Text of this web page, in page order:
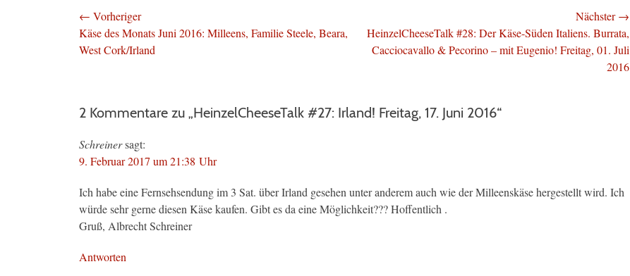
Beitragsnavigation
← Vorheriger
Vorheriger
Beitrag:
Käse des Monats Juni 2016: Milleens, Familie Steele, Beara,
West Cork/Irland
Nächster →
Nächster
Beitrag:
HeinzelCheeseTalk #28: Der Käse-Süden Italiens. Burrata,
Cacciocavallo & Pecorino – mit Eugenio! Freitag, 01. Juli
2016
2 Kommentare zu „HeinzelCheeseTalk #27: Irland! Freitag, 17. Juni 2016“
Schreinersagt:
9. Februar 2017 um 21:38 Uhr
Ich habe eine Fernsehsendung im 3 Sat. über Irland gesehen unter anderem auch wie der Milleenskäse hergestellt wird. Ich
würde sehr gerne diesen Käse kaufen. Gibt es da eine Möglichkeit??? Hoffentlich .
Gruß, Albrecht Schreiner
Antworten